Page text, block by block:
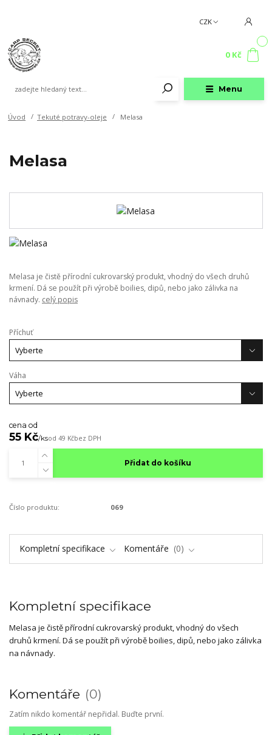
Menu
CZK
0 Kč
Úvod Tekuté potravy-oleje Melasa
Melasa
Melasa je čistě přírodní cukrovarský produkt, vhodný do všech druhů
krmení. Dá se použít při výrobě boilies, dipů, nebo jako zálivka na
návnady. celý popis
Příchuť
Váha
cena od
55 Kč/ksod 49 Kčbez DPH
Přidat do košíku
Číslo produktu: 069
Kompletní specifikace Komentáře 0
Kompletní specifikace
Melasa je čistě přírodní cukrovarský produkt, vhodný do všech
druhů krmení. Dá se použít při výrobě boilies, dipů, nebo jako zálivka
na návnady.
Komentáře 0
Zatím nikdo komentář nepřidal. Buďte první.